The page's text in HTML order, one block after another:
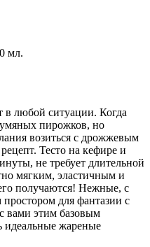
мл.
в любой ситуации. Когда
пирожков, но
возиться с дрожжевым
Тесто на кефире и
не требует длительной
мягким, эластичным и
получаются! Нежные, с
для фантазии с
вами этим базовым
идеальные жареные